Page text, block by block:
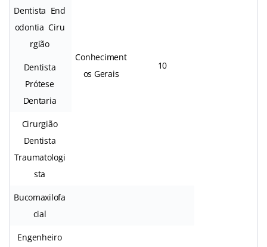
Dentista End
odontia Ciru
rgião
Conheciment
os Gerais
10
Dentista
Prótese
Dentaria
Cirurgião
Dentista
Traumatologi
sta
Bucomaxilofa
cial
Engenheiro